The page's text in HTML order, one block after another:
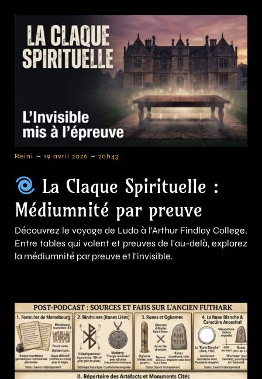
Reini - 19 avril 2026 - 20h43
La Claque Spirituelle :
Médiumnité par preuve
Découvrez le voyage de Ludo à l'Arthur Findlay College.
Entre tables qui volent et preuves de l'au-delà, explorez
la médiumnité par preuve et l'invisible.